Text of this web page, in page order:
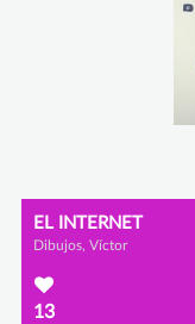
EL INTERNET
Dibujos, Víctor
13